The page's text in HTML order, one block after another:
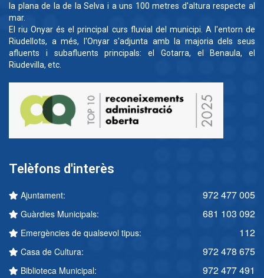
la plana de la de la Selva i a uns 100 metres d'altura respecte al
mar.
El riu Onyar és el principal curs fluvial del municipi. A l'entorn de
Riudellots, a més, l'Onyar s'adjunta amb la majoria dels seus
afluents i subafluents principals: el Gotarra, el Benaula, el
Riudevilla, etc.
Telèfons d'interès
Ajuntament: 972 477 005
Guàrdies Municipals: 681 103 092
Emergències de qualsevol tipus: 112
Casa de Cultura: 972 478 675
Biblioteca Municipal: 972 477 491